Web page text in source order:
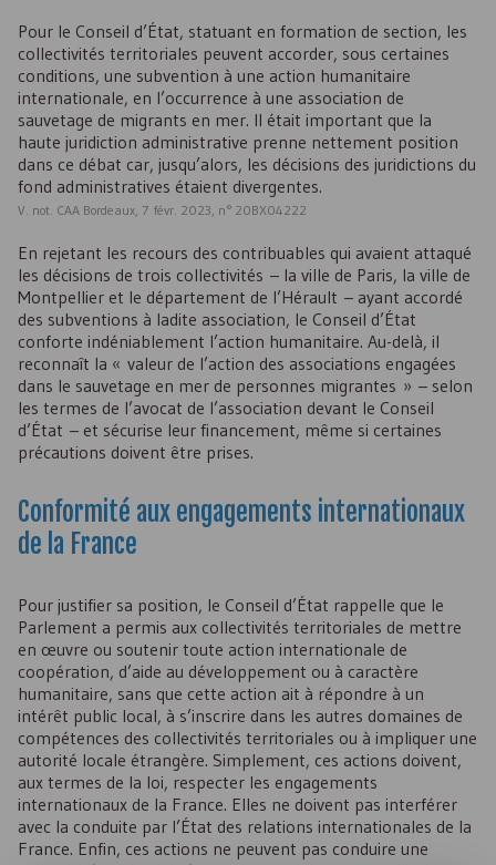
Pour le Conseil d’État, statuant en formation de section, les
collectivités territoriales peuvent accorder, sous certaines
conditions, une subvention à une action humanitaire
internationale, en l’occurrence à une association de
sauvetage de migrants en mer. Il était important que la
haute juridiction administrative prenne nettement position
dans ce débat car, jusqu’alors, les décisions des juridictions du
fond administratives étaient divergentes.
V. not. CAA Bordeaux, 7 févr. 2023, n° 20BX04222
En rejetant les recours des contribuables qui avaient attaqué
les décisions de trois collectivités – la ville de Paris, la ville de
Montpellier et le département de l’Hérault – ayant accordé
des subventions à ladite association, le Conseil d’État
conforte indéniablement l’action humanitaire. Au-delà, il
reconnaît la « valeur de l’action des associations engagées
dans le sauvetage en mer de personnes migrantes » – selon
les termes de l’avocat de l’association devant le Conseil
d’État – et sécurise leur financement, même si certaines
précautions doivent être prises.
Conformité aux engagements internationaux
de la France
Pour justifier sa position, le Conseil d’État rappelle que le
Parlement a permis aux collectivités territoriales de mettre
en œuvre ou soutenir toute action internationale de
coopération, d’aide au développement ou à caractère
humanitaire, sans que cette action ait à répondre à un
intérêt public local, à s’inscrire dans les autres domaines de
compétences des collectivités territoriales ou à impliquer une
autorité locale étrangère. Simplement, ces actions doivent,
aux termes de la loi, respecter les engagements
internationaux de la France. Elles ne doivent pas interférer
avec la conduite par l’État des relations internationales de la
France. Enfin, ces actions ne peuvent pas conduire une